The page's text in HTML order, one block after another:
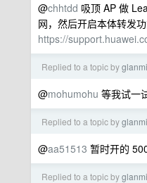
@chhtdd 吸顶 AP 做
网，然后开启本体转发
https://
Replied to a topic by
@mohumohu 等我试一
Replied to a topic by
@aa51513 暂时开的
Replied to a topic by